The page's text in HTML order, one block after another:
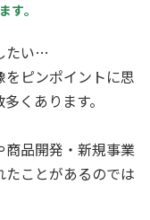
す。
たい…
ピンポイントに思
くあります。
品開発・新規事業
ことがあるのでは